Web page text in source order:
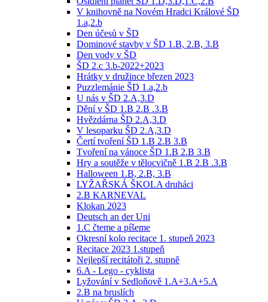
V knihovně na Novém Hradci Králové ŠD
1.a,2.b
Den účesů v ŠD
Dominové stavby v ŠD 1.B, 2.B, 3.B
Den vody v ŠD
ŠD 2.c 3.b-2022+2023
Hrátky v družince březen 2023
Puzzlemánie ŠD 1.a,2.b
U nás v ŠD 2.A,3.D
Dění v ŠD 1.B 2.B .3.B
Hvězdárna ŠD 2.A,3.D
V lesoparku ŠD 2.A,3.D
Čertí tvoření ŠD 1.B 2.B 3.B
Tvoření na vánoce ŠD 1.B 2.B 3.B
Hry a soutěže v tělocvičně 1.B 2.B .3.B
Halloween 1.B, 2.B, 3.B
LYŽAŘSKÁ ŠKOLA druháci
2.B KARNEVAL
Klokan 2023
Deutsch an der Uni
1.C čteme a píšeme
Okresní kolo recitace 1. stupeň 2023
Recitace 2023 1.stupeň
Nejlepší recitátoři 2. stupně
6.A - Lego - cyklista
Lyžování v Sedloňově 1.A+3.A+5.A
2.B na bruslích